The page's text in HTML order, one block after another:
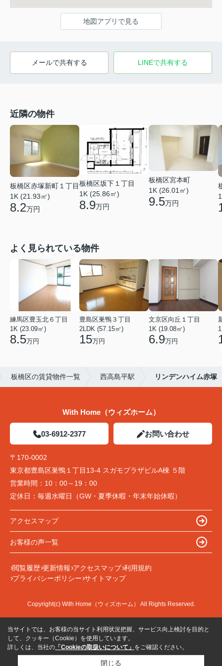
地図アプリで見る
メールで共有する LINEで共有する
近隣の物件
板橋区赤塚新町１丁目
1K (21.93㎡)
8.2万円
板橋区坂下１丁目
1K (25.86㎡)
8.9万円
板橋区宮本町
1K (26.01㎡)
9.5万円
よく見られている物件
練馬区豊玉北６丁目
1K (23.09㎡)
8.5万円
豊島区巣鴨３丁目
2LDK (57.15㎡)
15万円
文京区向丘１丁目
1K (19.08㎡)
6.9万円
板橋区の賃貸物件一覧 西高島平駅 リンデンハイム赤塚
With Home（ウィズホーム）
03-6912-2377 お問い合わせ
〒170-0002
東京都豊島区巣鴨１丁目13-4 スガモプラザビルA棟 ５階
営業時間： 10：00～19：00
定休日： 毎週水曜日（GW・夏季休暇・年末年始休暇）
アクセスマップ
お客様の声一覧
閲覧履歴 更新情報 アクセスマップ 利用規約
プライバシーポリシー サイトマップ
Copyright(c) With Home（ウィズホーム） All Rights Reserved.
当サイトでは、お客様の当サイト利用状況把握、サービス向上検討を目的と
して、クッキー（Cookie）を使用しています。
詳しくは、当社の 「Cookieの取扱いについて」 をご確認ください。
閉じる